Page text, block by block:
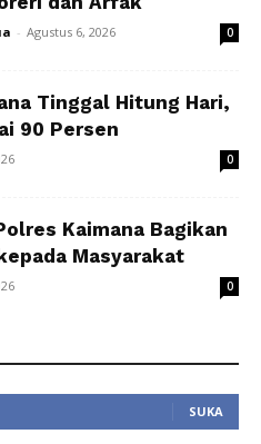
- Agustus 6, 2026 0
Tinggal Hitung Hari,
90 Persen
0
Kaimana Bagikan
Masyarakat
0
SUKA